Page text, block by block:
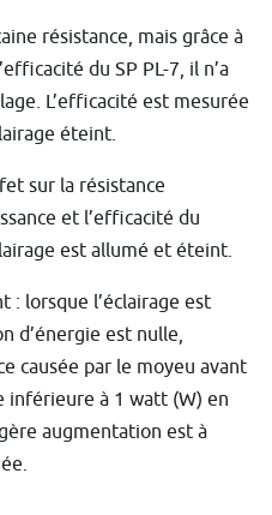
résistance, mais grâce à
du SP PL-7, il n’a
L’efficacité est mesurée
éteint.
sur la résistance
et l’efficacité du
est allumé et éteint.
: lorsque l’éclairage est
d’énergie est nulle,
causée par le moyeu avant
inférieure à 1 watt (W) en
augmentation est à